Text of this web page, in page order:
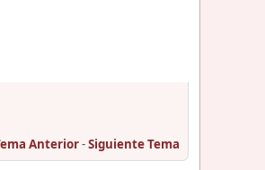
Anterior-Siguiente Tema